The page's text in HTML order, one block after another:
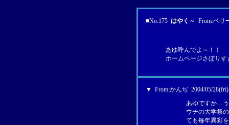
■No.175 はやく～ From:ベリ
あゆ呼んでよ～！！
ホームページさぼり
▼ From:かんぢ 2004/05/
あゆですか…
ウチの大学祭
ても毎年異彩